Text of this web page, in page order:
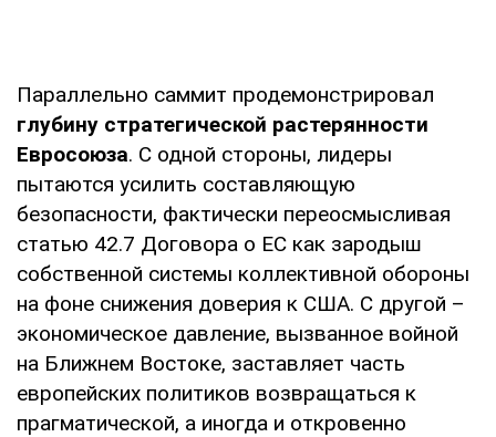
Параллельно саммит продемонстрировал
глубину стратегической растерянности
Евросоюза. С одной стороны, лидеры
пытаются усилить составляющую
безопасности, фактически переосмысливая
статью 42.7 Договора о ЕС как зародыш
собственной системы коллективной обороны
на фоне снижения доверия к США. С другой –
экономическое давление, вызванное войной
на Ближнем Востоке, заставляет часть
европейских политиков возвращаться к
прагматической, а иногда и откровенно